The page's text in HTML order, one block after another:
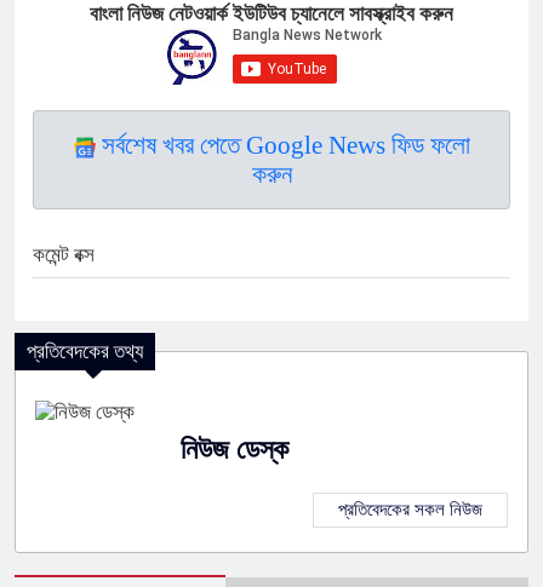
বাংলা নিউজ নেটওয়ার্ক ইউটিউব চ্যানেলে সাবস্ক্রাইব করুন
সর্বশেষ খবর পেতে Google News ফিড ফলো
করুন
কমেন্ট বক্স
প্রতিবেদকের তথ্য
নিউজ ডেস্ক
প্রতিবেদকের সকল নিউজ